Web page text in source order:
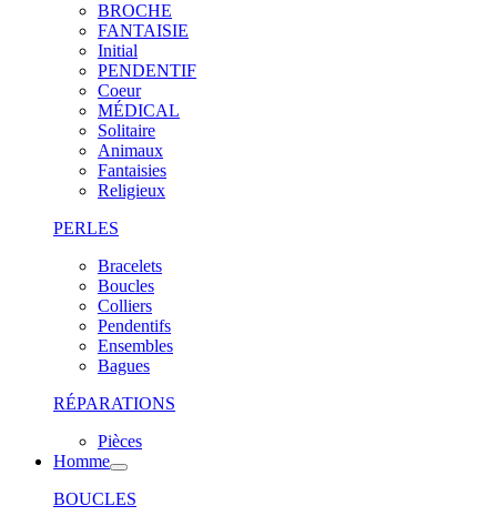
BROCHE
FANTAISIE
Initial
PENDENTIF
Coeur
MÉDICAL
Solitaire
Animaux
Fantaisies
Religieux
PERLES
Bracelets
Boucles
Colliers
Pendentifs
Ensembles
Bagues
RÉPARATIONS
Pièces
Homme
BOUCLES